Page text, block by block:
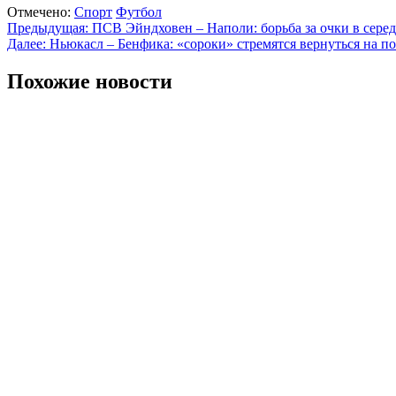
Отмечено: Спорт Футбол
Навигация
по
записям
Предыдущая: ПСВ Эйндховен – Наполи: борьба за очки в
Далее: Ньюкасл – Бенфика: «сороки» стремятся вернуться на
Похожие новости